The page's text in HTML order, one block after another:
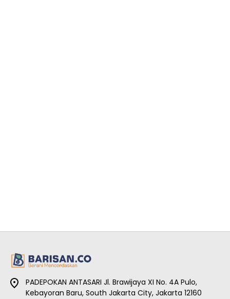
PADEPOKAN ANTASARI Jl. Brawijaya XI No. 4A Pulo,
Kebayoran Baru, South Jakarta City, Jakarta 12160